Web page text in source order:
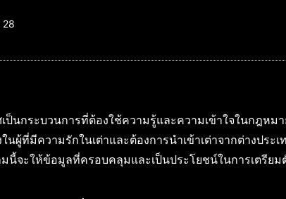
28
เป็นกระบวนการที่ต้องใช้ความรู้และความเข้าใจในกฎหม
ผู้ที่มีความรักในเต่าและต้องการนำเข้าเต่าจากต่างประเ
นี้จะให้ข้อมูลที่ครอบคลุมและเป็นประโยชน์ในการเตรียม